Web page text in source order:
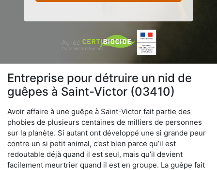
Entreprise pour détruire un nid de
guêpes à Saint-Victor (03410)
Avoir affaire à une guêpe à Saint-Victor fait partie des
phobies de plusieurs centaines de milliers de personnes
sur la planète. Si autant ont développé une si grande peur
contre un si petit animal, c’est bien parce qu’il est
redoutable déjà quand il est seul, mais qu’il devient
facilement meurtrier quand il est en groupe. La guêpe fait